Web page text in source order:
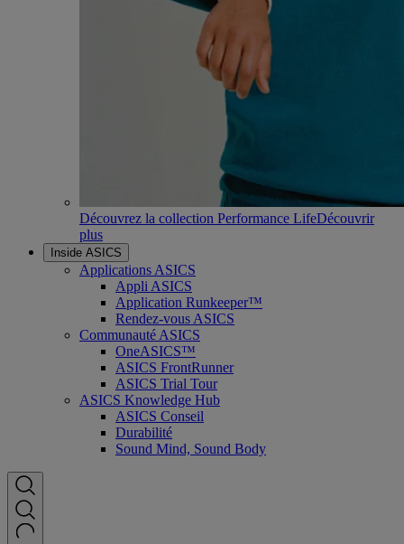
Découvrez la collection Performance LifeDécouvrir
plus
Inside ASICS
Applications ASICS
Appli ASICS
Application Runkeeper™
Rendez-vous ASICS
Communauté ASICS
OneASICS™
ASICS FrontRunner
ASICS Trial Tour
ASICS Knowledge Hub
ASICS Conseil
Durabilité
Sound Mind, Sound Body